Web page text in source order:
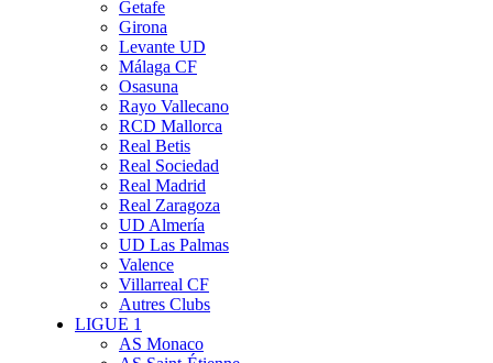
Getafe
Girona
Levante UD
Málaga CF
Osasuna
Rayo Vallecano
RCD Mallorca
Real Betis
Real Sociedad
Real Madrid
Real Zaragoza
UD Almería
UD Las Palmas
Valence
Villarreal CF
Autres Clubs
LIGUE 1
AS Monaco